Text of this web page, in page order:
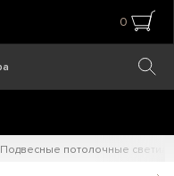
0
Подвесные потолочные